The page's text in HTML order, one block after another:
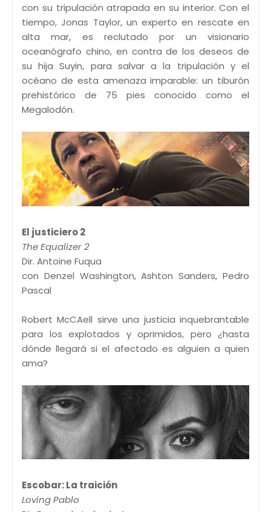
con su tripulación atrapada en su interior. Con el
tiempo, Jonas Taylor, un experto en rescate en
alta mar, es reclutado por un visionario
oceanógrafo chino, en contra de los deseos de
su hija Suyin, para salvar a la tripulación y el
océano de esta amenaza imparable: un tiburón
prehistórico de 75 pies conocido como el
Megalodón.
El justiciero 2
The Equalizer 2
Dir. Antoine Fuqua
con Denzel Washington, Ashton Sanders, Pedro
Pascal
Robert McCAell sirve una justicia inquebrantable
para los explotados y oprimidos, pero ¿hasta
dónde llegará si el afectado es alguien a quien
ama?
Escobar: La traición
Loving Pablo